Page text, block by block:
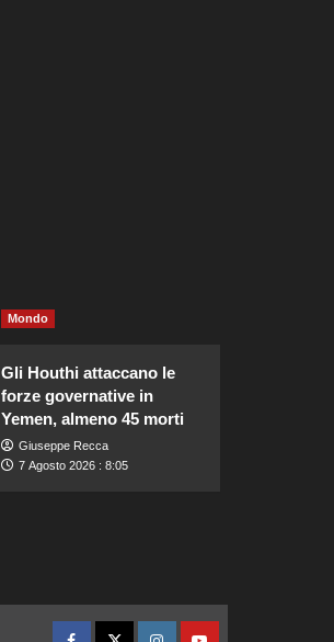
Mondo
Gli Houthi attaccano le
forze governative in
Yemen, almeno 45 morti
Giuseppe Recca
7 Agosto 2026 : 8:05